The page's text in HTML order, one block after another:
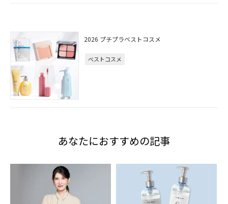
2026 プチプラベストコスメ
ベストコスメ
あなたにおすすめの記事